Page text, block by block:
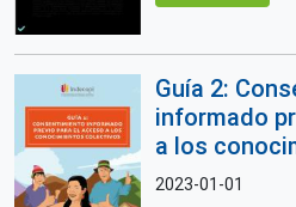
Guía 2:
informado
a los
2023-01-01